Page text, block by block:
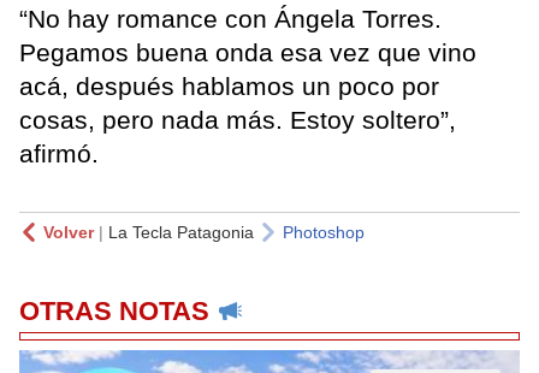
“No hay romance con Ángela Torres.
Pegamos buena onda esa vez que vino
acá, después hablamos un poco por
cosas, pero nada más. Estoy soltero”,
afirmó.
Volver| La Tecla Patagonia Photoshop
OTRAS NOTAS